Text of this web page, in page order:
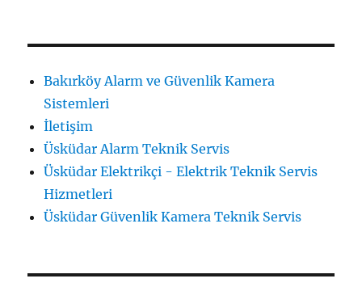
Bakırköy Alarm ve Güvenlik Kamera
Sistemleri
İletişim
Üsküdar Alarm Teknik Servis
Üsküdar Elektrikçi - Elektrik Teknik Servis
Hizmetleri
Üsküdar Güvenlik Kamera Teknik Servis